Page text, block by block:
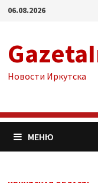
Перейти
06.08.2026
Новости Иркутска
МЕНЮ